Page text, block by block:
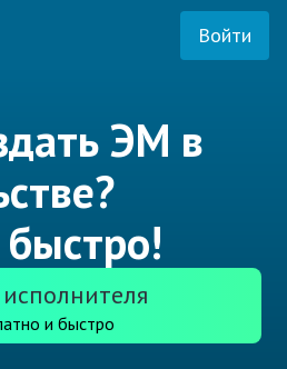
Войти
ЭМ в
и быстро